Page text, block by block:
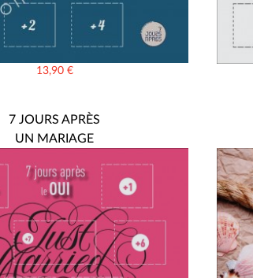
13,90 €
7 JOURS APRÈS
UN MARIAGE